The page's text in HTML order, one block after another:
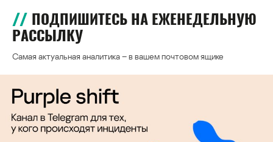
ПОДПИШИТЕСЬ НА ЕЖЕНЕДЕЛЬНУЮ
РАССЫЛКУ
Самая актуальная аналитика – в вашем почтовом ящике